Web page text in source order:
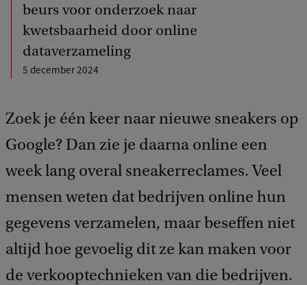
beurs voor onderzoek naar
kwetsbaarheid door online
dataverzameling
5 december 2024
Zoek je één keer naar nieuwe sneakers op
Google? Dan zie je daarna online een
week lang overal sneakerreclames. Veel
mensen weten dat bedrijven online hun
gegevens verzamelen, maar beseffen niet
altijd hoe gevoelig dit ze kan maken voor
de verkooptechnieken van die bedrijven.